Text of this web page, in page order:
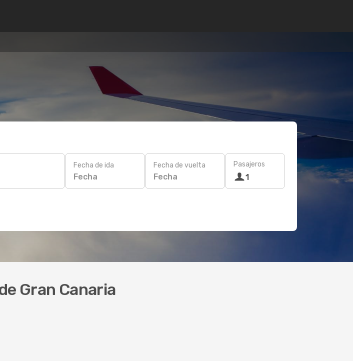
Fecha de ida
Fecha
Fecha de vuelta
Fecha
Pasajeros
1
Gran Canaria